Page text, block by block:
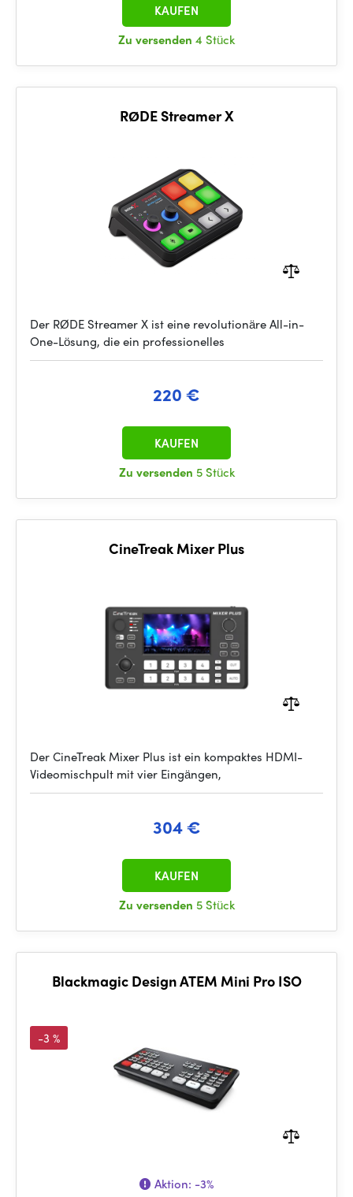
Zu versenden 4 Stück
KAUFEN
RØDE Streamer X
Der RØDE Streamer X ist eine revolutionäre All-in-
One-Lösung, die ein professionelles
220 €
Zu versenden 5 Stück
KAUFEN
CineTreak Mixer Plus
Der CineTreak Mixer Plus ist ein kompaktes HDMI-
Videomischpult mit vier Eingängen,
304 €
Zu versenden 5 Stück
KAUFEN
Blackmagic Design ATEM Mini Pro ISO
-3 %
Aktion: -3%